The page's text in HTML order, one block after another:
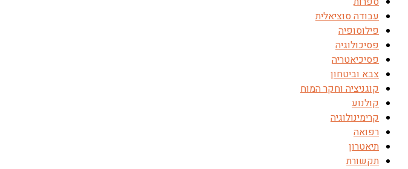
עבודה סוציאלית
פילוסופיה
פסיכולוגיה
פסיכיאטריה
צבא וביטחון
קוגניציה וחקר המוח
קולנוע
קרימינולוגיה
רפואה
תיאטרון
תקשורת